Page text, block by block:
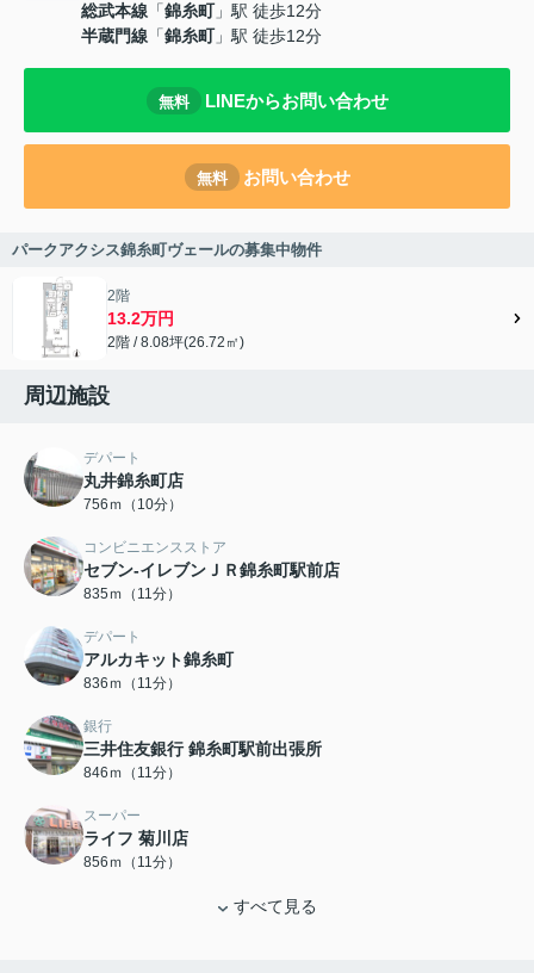
総武本線 「錦糸町」駅 徒歩12分
半蔵門線 「錦糸町」駅 徒歩12分
無料 LINEからお問い合わせ
無料 お問い合わせ
パークアクシス錦糸町ヴェールの募集中物件
2階
13.2万円
2階 / 8.08坪(26.72㎡)
周辺施設
デパート
丸井錦糸町店
756ｍ（10分）
コンビニエンスストア
セブン-イレブンＪＲ錦糸町駅前店
835ｍ（11分）
デパート
アルカキット錦糸町
836ｍ（11分）
銀行
三井住友銀行 錦糸町駅前出張所
846ｍ（11分）
スーパー
ライフ 菊川店
856ｍ（11分）
すべて見る